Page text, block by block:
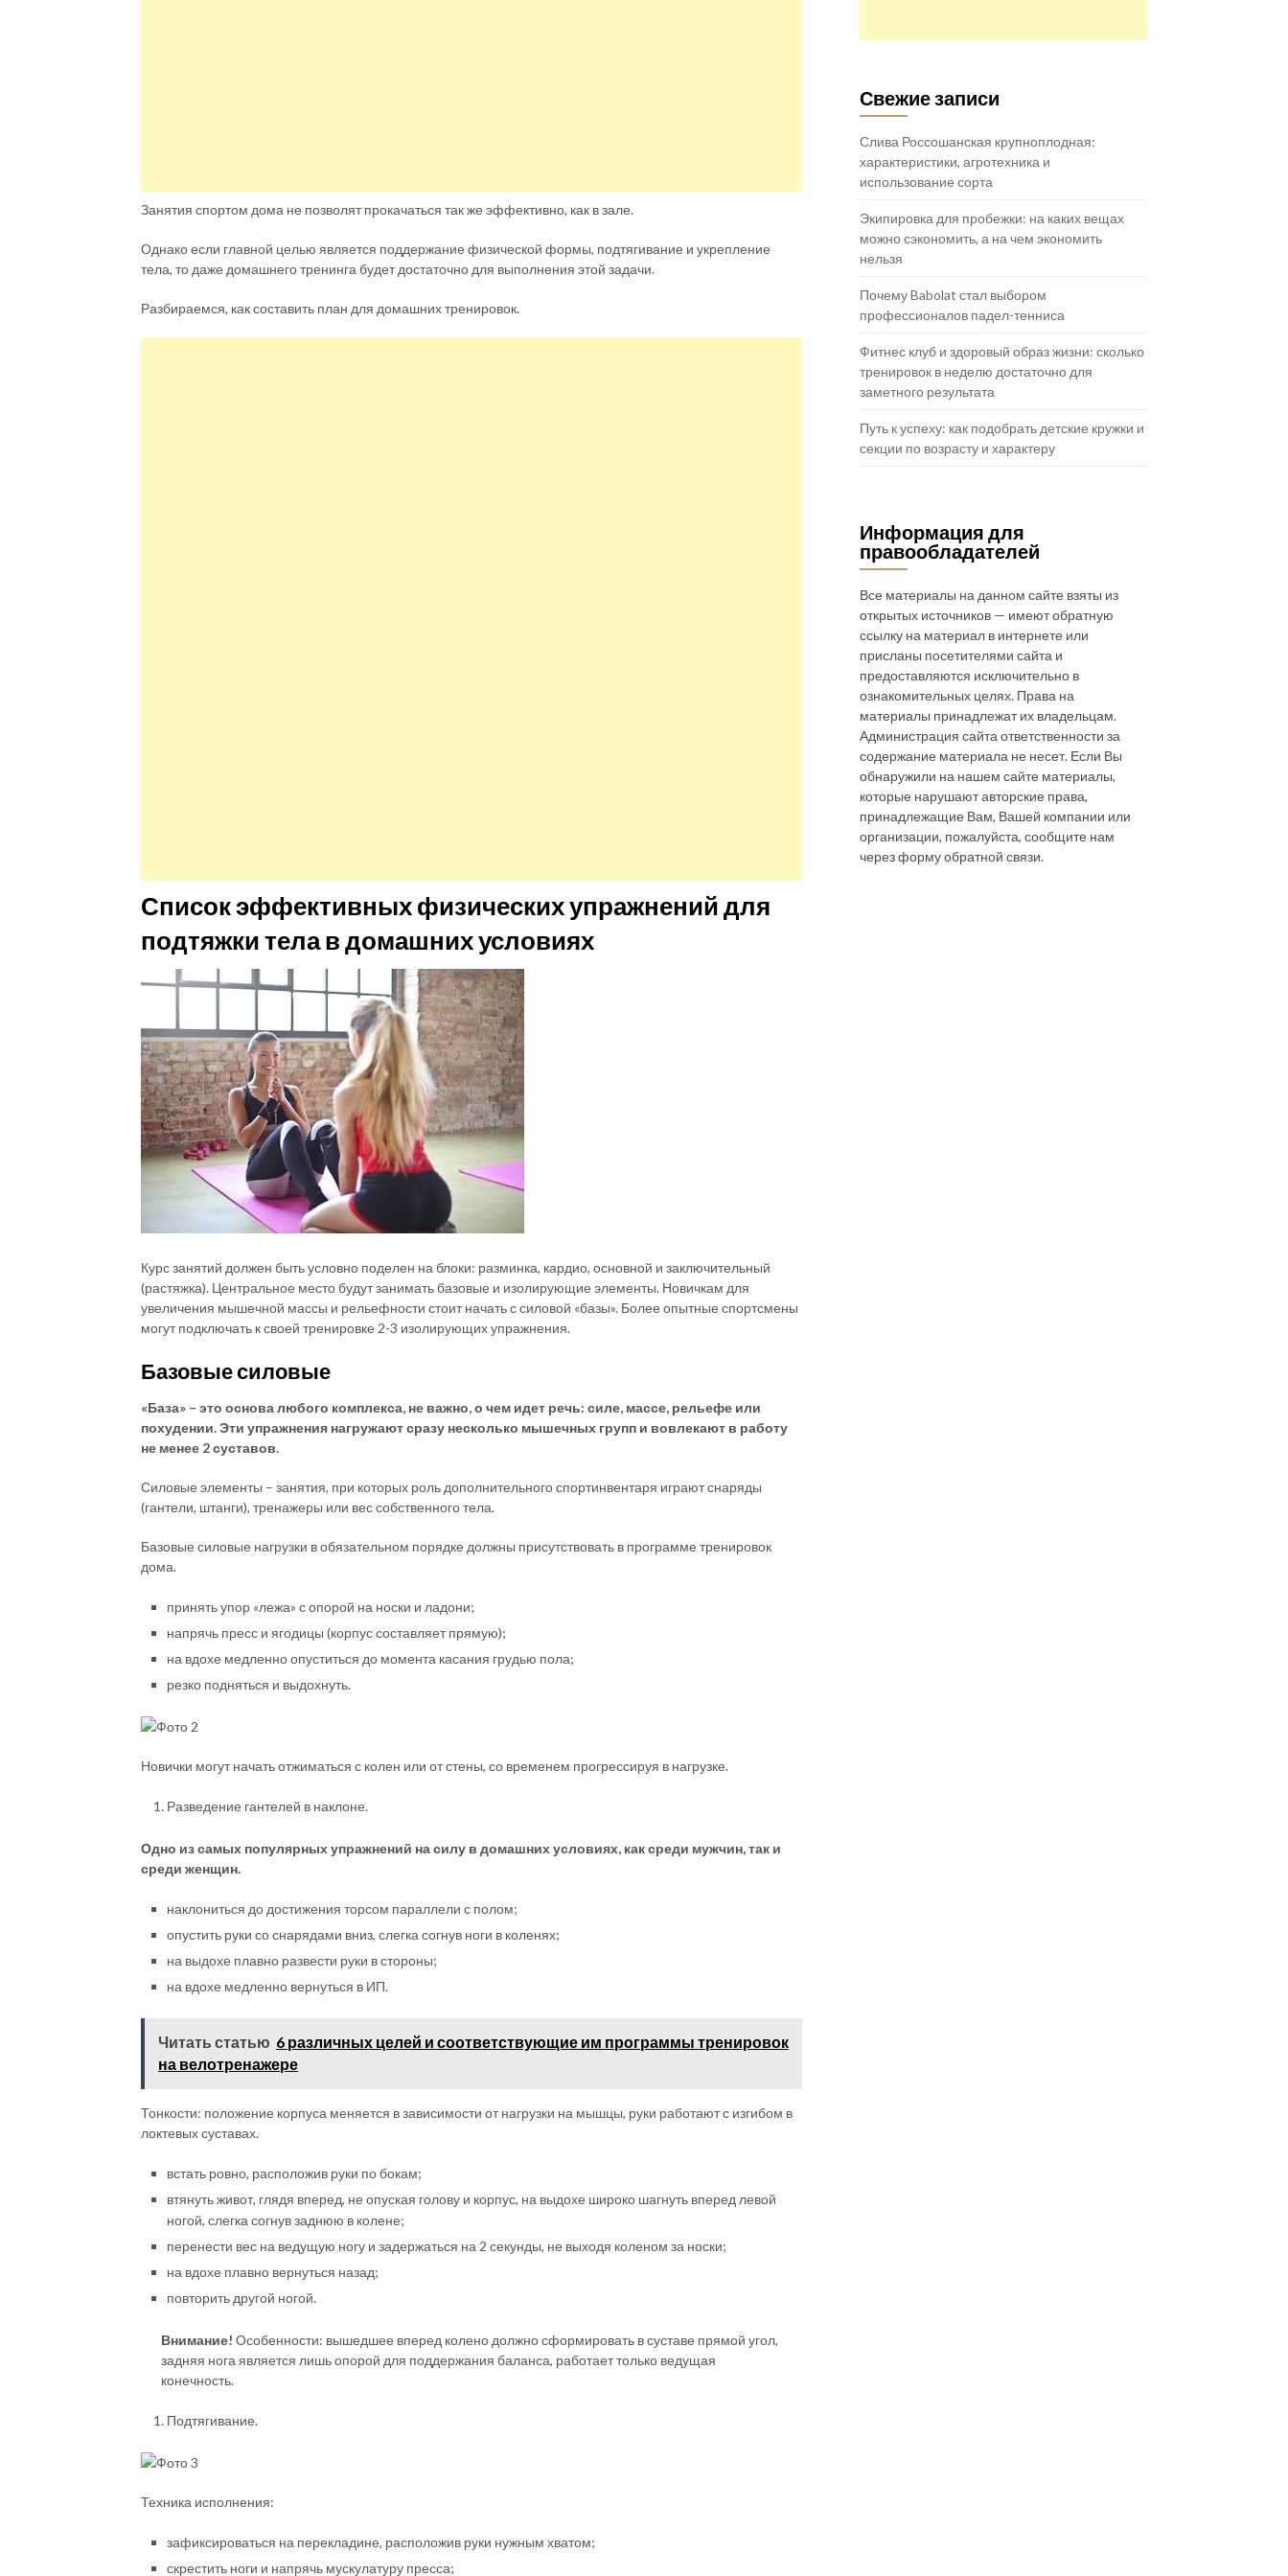
Занятия спортом дома не позволят прокачаться так же эффективно, как в зале.
Однако если главной целью является поддержание физической формы, подтягивание и укрепление
тела, то даже домашнего тренинга будет достаточно для выполнения этой задачи.
Разбираемся, как составить план для домашних тренировок.
Список эффективных физических упражнений для
подтяжки тела в домашних условиях
Курс занятий должен быть условно поделен на блоки: разминка, кардио, основной и заключительный
(растяжка). Центральное место будут занимать базовые и изолирующие элементы. Новичкам для
увеличения мышечной массы и рельефности стоит начать с силовой «базы». Более опытные спортсмены
могут подключать к своей тренировке 2-3 изолирующих упражнения.
Базовые силовые
«База» – это основа любого комплекса, не важно, о чем идет речь: силе, массе, рельефе или
похудении. Эти упражнения нагружают сразу несколько мышечных групп и вовлекают в работу
не менее 2 суставов.
Силовые элементы – занятия, при которых роль дополнительного спортинвентаря играют снаряды
(гантели, штанги), тренажеры или вес собственного тела.
Базовые силовые нагрузки в обязательном порядке должны присутствовать в программе тренировок
дома.
принять упор «лежа» с опорой на носки и ладони;
напрячь пресс и ягодицы (корпус составляет прямую);
на вдохе медленно опуститься до момента касания грудью пола;
резко подняться и выдохнуть.
Новички могут начать отжиматься с колен или от стены, со временем прогрессируя в нагрузке.
Разведение гантелей в наклоне.
Одно из самых популярных упражнений на силу в домашних условиях, как среди мужчин, так и
среди женщин.
наклониться до достижения торсом параллели с полом;
опустить руки со снарядами вниз, слегка согнув ноги в коленях;
на выдохе плавно развести руки в стороны;
на вдохе медленно вернуться в ИП.
Читать статью 6 различных целей и соответствующие им программы тренировок
на велотренажере
Тонкости: положение корпуса меняется в зависимости от нагрузки на мышцы, руки работают с изгибом в
локтевых суставах.
встать ровно, расположив руки по бокам;
втянуть живот, глядя вперед, не опуская голову и корпус, на выдохе широко шагнуть вперед левой
ногой, слегка согнув заднюю в колене;
перенести вес на ведущую ногу и задержаться на 2 секунды, не выходя коленом за носки;
на вдохе плавно вернуться назад;
повторить другой ногой.
Внимание! Особенности: вышедшее вперед колено должно сформировать в суставе прямой угол,
задняя нога является лишь опорой для поддержания баланса, работает только ведущая
конечность.
Подтягивание.
Техника исполнения:
зафиксироваться на перекладине, расположив руки нужным хватом;
скрестить ноги и напрячь мускулатуру пресса;
Свежие записи
Слива Россошанская крупноплодная:
характеристики, агротехника и
использование сорта
Экипировка для пробежки: на каких вещах
можно сэкономить, а на чем экономить
нельзя
Почему Babolat стал выбором
профессионалов падел-тенниса
Фитнес клуб и здоровый образ жизни: сколько
тренировок в неделю достаточно для
заметного результата
Путь к успеху: как подобрать детские кружки и
секции по возрасту и характеру
Информация для
правообладателей
Все материалы на данном сайте взяты из
открытых источников — имеют обратную
ссылку на материал в интернете или
присланы посетителями сайта и
предоставляются исключительно в
ознакомительных целях. Права на
материалы принадлежат их владельцам.
Администрация сайта ответственности за
содержание материала не несет. Если Вы
обнаружили на нашем сайте материалы,
которые нарушают авторские права,
принадлежащие Вам, Вашей компании или
организации, пожалуйста, сообщите нам
через форму обратной связи.